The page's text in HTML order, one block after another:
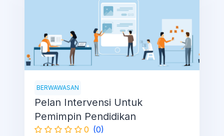
BERWAWASAN
Pelan Intervensi Untuk
Pemimpin Pendidikan
0 (0)